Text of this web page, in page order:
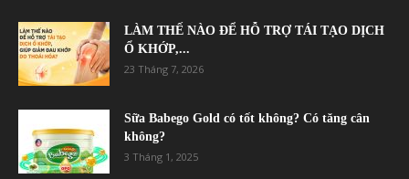
LÀM THẾ NÀO ĐỂ HỖ TRỢ TÁI TẠO DỊCH
Ổ KHỚP,...
23 Tháng 7, 2026
Sữa Babego Gold có tốt không? Có tăng cân
không?
3 Tháng 1, 2025